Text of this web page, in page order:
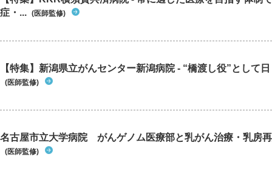
症・... (医師監修)
【特集】新潟県立がんセンター新潟病院 - “橋渡し役”として
(医師監修)
名古屋市立大学病院 がんゲノム医療部と乳がん治療・乳房
(医師監修)